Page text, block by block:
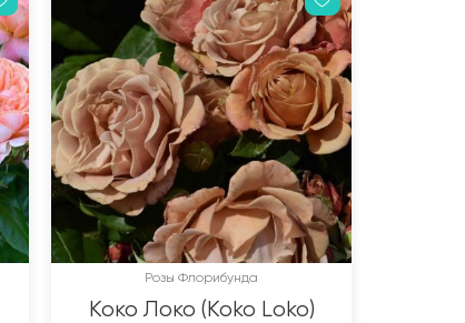
Розы Флорибунда
Коко Локо (Koko Loko)